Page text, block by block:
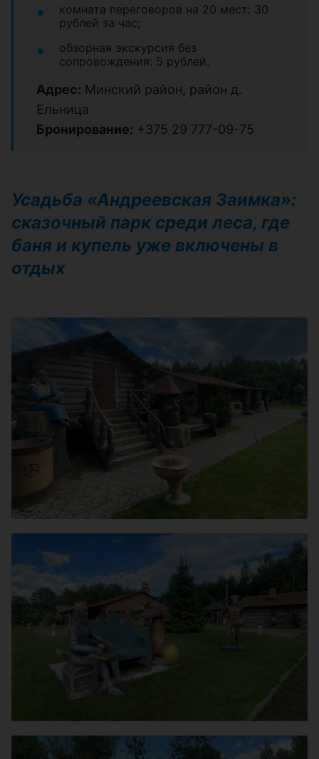
комната переговоров на 20 мест: 30
рублей за час;
обзорная экскурсия без
сопровождения: 5 рублей.
Адрес: Минский район, район д.
Ельница
Бронирование: +375 29 777-09-75
Усадьба «Андреевская Заимка»:
сказочный парк среди леса, где
баня и купель уже включены в
отдых